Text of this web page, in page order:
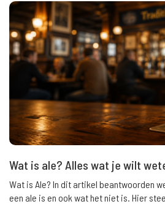
Wat is ale? Alles wat je wilt
Wat is Ale? In dit artikel beantwoorden
een ale is en ook wat het niet is. Hier